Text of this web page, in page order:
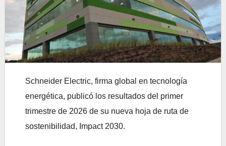
Schneider Electric, firma global en tecnología
energética, publicó los resultados del primer
trimestre de 2026 de su nueva hoja de ruta de
sostenibilidad, Impact 2030.